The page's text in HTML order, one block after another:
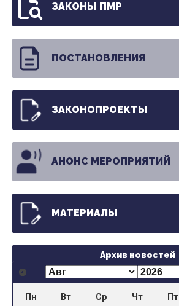
ЗАКОНЫ ПМР
ПОСТАНОВЛЕНИЯ
ЗАКОНОПРОЕКТЫ
АНОНС МЕРОПРИЯТИЙ
МАТЕРИАЛЫ
Архив новостей
Пн Вт Ср Чт Пт